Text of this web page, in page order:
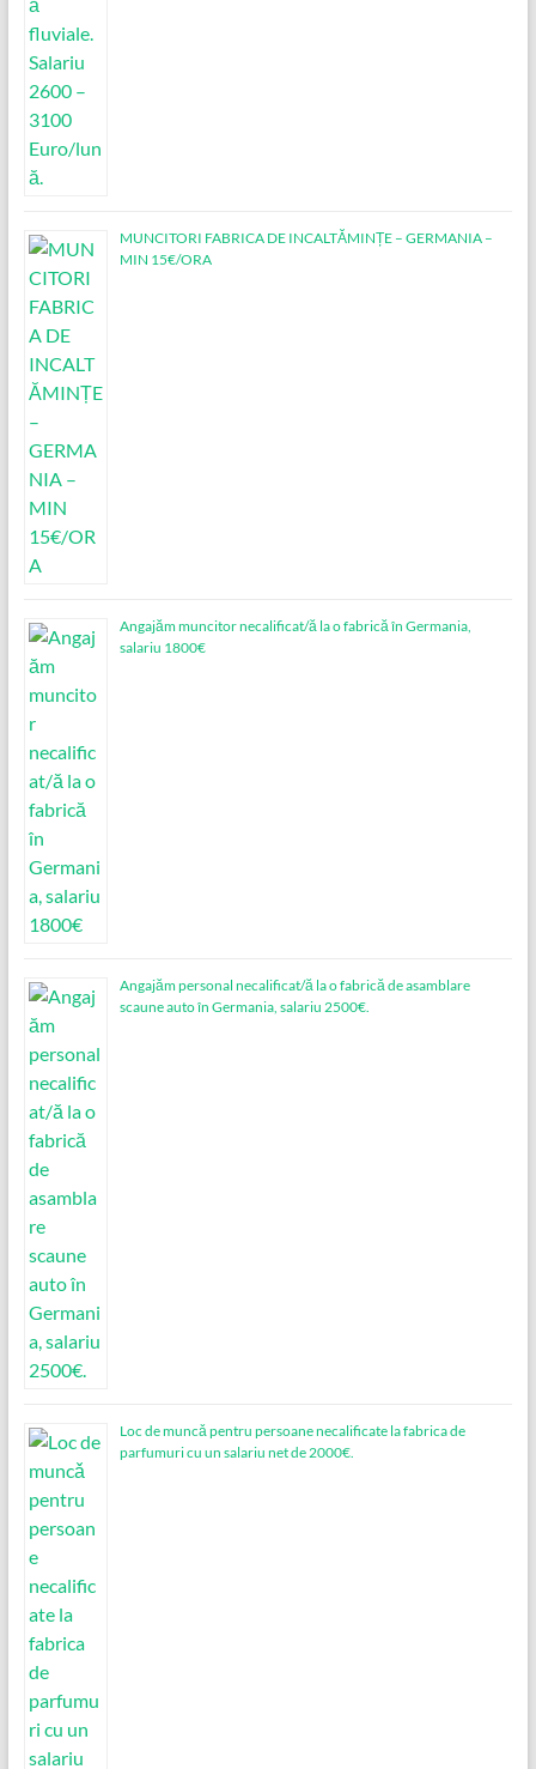
MUNCITORI FABRICA DE INCALTĂMINȚE – GERMANIA –
MIN 15€/ORA
Angajăm muncitor necalificat/ă la o fabrică în Germania,
salariu 1800€
Angajăm personal necalificat/ă la o fabrică de asamblare
scaune auto în Germania, salariu 2500€.
Loc de muncǎ pentru persoane necalificate la fabrica de
parfumuri cu un salariu net de 2000€.